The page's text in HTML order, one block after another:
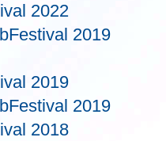
2022
2019
2019
2019
2018